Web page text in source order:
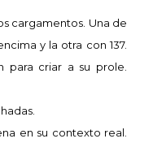
cargamentos. Una de
y la otra con 137.
para criar a su prole.
en su contexto real.